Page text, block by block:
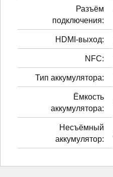
Разъём
подключения:
HDMI-выход:
NFC:
Тип аккумулятора:
Ёмкость
аккумулятора:
Несъёмный
аккумулятор: